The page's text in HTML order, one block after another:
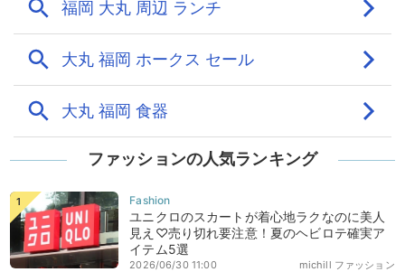
ファッションの人気ランキング
ユニクロのスカートが着心地ラクなのに美人
見え♡売り切れ要注意！夏のヘビロテ確実ア
イテム5選
michill ファッション
2026/06/30 11:00